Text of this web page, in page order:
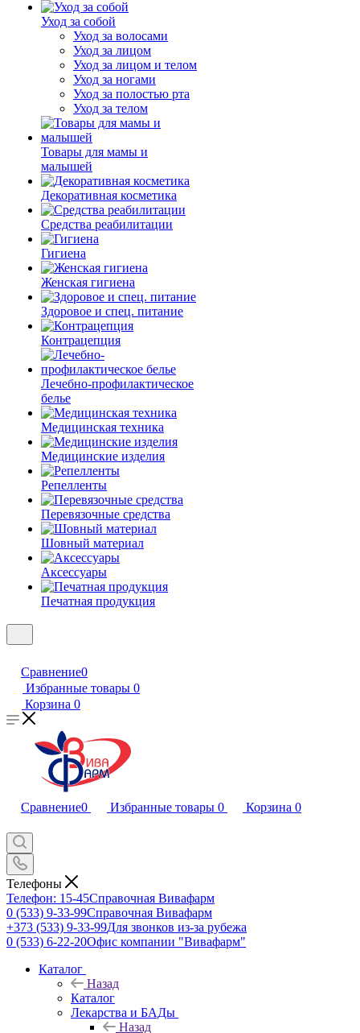
Уход за собой
Уход за волосами
Уход за лицом
Уход за лицом и телом
Уход за ногами
Уход за полостью рта
Уход за телом
Товары для мамы и
малышей
Декоративная косметика
Средства реабилитации
Гигиена
Женская гигиена
Здоровое и спец. питание
Контрацепция
Лечебно-профилактическое
белье
Медицинская техника
Медицинские изделия
Репелленты
Перевязочные средства
Шовный материал
Аксессуары
Печатная продукция
Сравнение0
Избранные товары 0
Корзина 0
Сравнение0 Избранные товары 0 Корзина 0
Телефоны
Телефон: 15-45Справочная Вивафарм
0 (533) 9-33-99Справочная Вивафарм
+373 (533) 9-33-99Для звонков из-за рубежа
0 (533) 6-22-20Офис компании "Вивафарм"
Каталог
Назад
Каталог
Лекарства и БАДы
Назад